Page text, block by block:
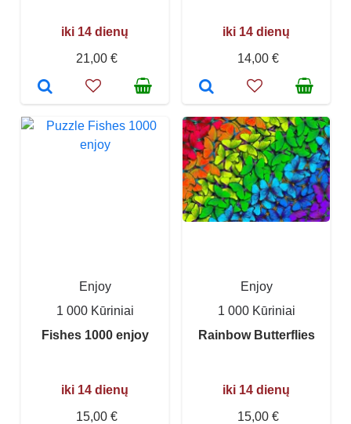
iki 14 dienų
21,00 €
iki 14 dienų
14,00 €
Enjoy
1 000 Kūriniai
Fishes 1000 enjoy
iki 14 dienų
15,00 €
Enjoy
1 000 Kūriniai
Rainbow Butterflies
iki 14 dienų
15,00 €